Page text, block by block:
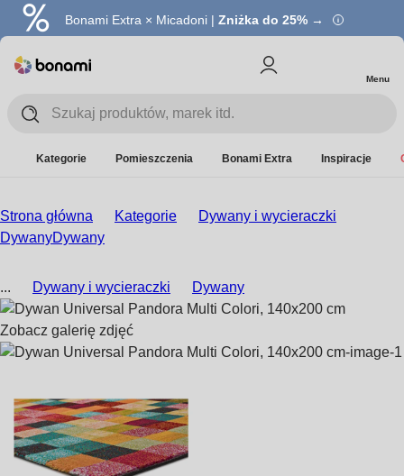
Bonami Extra × Micadoni | Zniżka do 25% →
Menu
Kategorie Pomieszczenia Bonami Extra Inspiracje
Strona główna Kategorie
Dywany i wycieraczki
DywanyDywany
... Dywany i wycieraczki Dywany
Zobacz galerię zdjęć